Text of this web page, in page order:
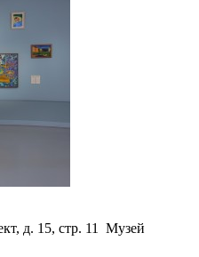
д. 15, стр. 11
Музей